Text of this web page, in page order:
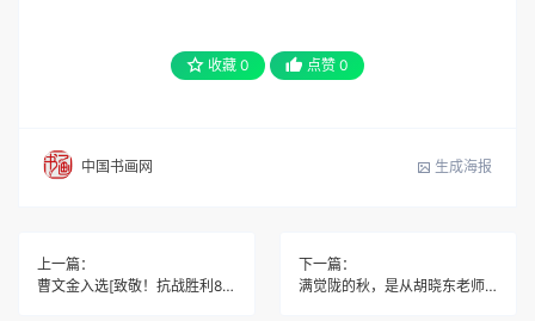
收藏 0 点赞 0
中国书画网 生成海报
上一篇：
曹文金入选[致敬！抗战胜利80周年]中国好品牌艺术名家书画
下一篇：
满觉陇的秋，是从胡晓东老师家的桂花糕香开始的